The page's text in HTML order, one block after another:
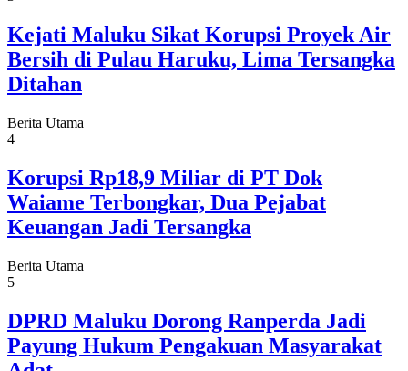
Kejati Maluku Sikat Korupsi Proyek Air
Bersih di Pulau Haruku, Lima Tersangka
Ditahan
Berita Utama
4
Korupsi Rp18,9 Miliar di PT Dok
Waiame Terbongkar, Dua Pejabat
Keuangan Jadi Tersangka
Berita Utama
5
DPRD Maluku Dorong Ranperda Jadi
Payung Hukum Pengakuan Masyarakat